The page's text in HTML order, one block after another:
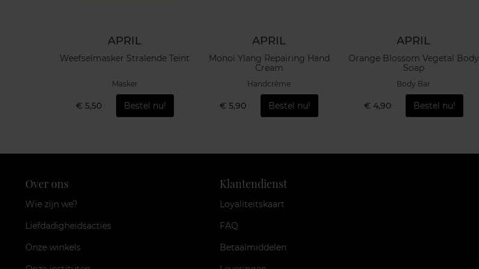
APRIL
Weefselmasker Stralende Teint
Masker
€ 5,50 Bestel nu!
APRIL
Monoi Ylang Repairing Hand
Cream
Handcrème
€ 5,90 Bestel nu!
APRIL
Orange Blossom Vegetal Body
Soap
Body Bar
€ 4,90 Bestel nu!
Over ons
Wie zijn we?
Liefdadigheidsacties
Onze winkels
Klantendienst
Loyaliteitskaart
FAQ
Betaalmiddelen